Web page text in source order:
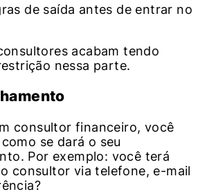
de saída antes de entrar no
acabam tendo
nessa parte.
consultor financeiro, você
se dará o seu
Por exemplo: você terá
consultor via telefone, e-mail